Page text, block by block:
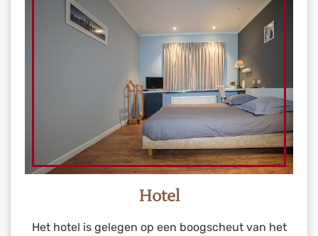
Hotel
Het hotel is gelegen op een boogscheut van het